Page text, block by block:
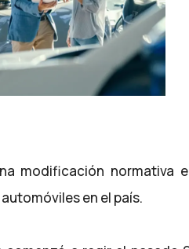
modificación normativa
en el país.